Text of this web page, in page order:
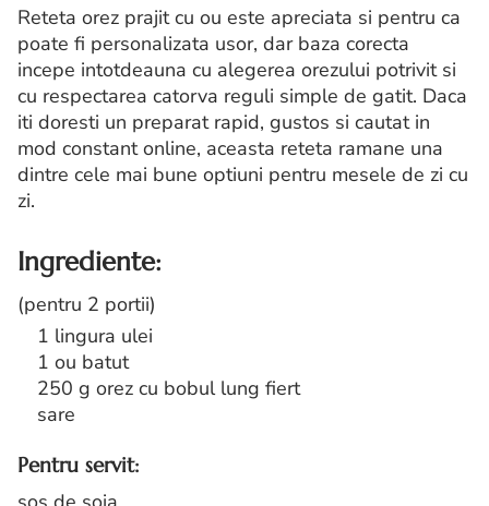
Reteta orez prajit cu ou este apreciata si pentru ca
poate fi personalizata usor, dar baza corecta
incepe intotdeauna cu alegerea orezului potrivit si
cu respectarea catorva reguli simple de gatit. Daca
iti doresti un preparat rapid, gustos si cautat in
mod constant online, aceasta reteta ramane una
dintre cele mai bune optiuni pentru mesele de zi cu
zi.
Ingrediente:
(pentru 2 portii)
1 lingura ulei
1 ou batut
250 g orez cu bobul lung fiert
sare
Pentru servit: